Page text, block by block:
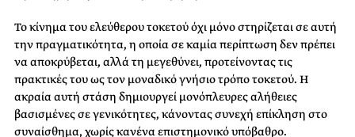
Το κίνημα του ελεύθερου τοκετού όχι μόνο στηρίζεται σε αυτή
την πραγματικότητα, η οποία σε καμία περίπτωση δεν πρέπει
να αποκρύβεται, αλλά τη μεγεθύνει, προτείνοντας τις
πρακτικές του ως τον μοναδικό γνήσιο τρόπο τοκετού. Η
ακραία αυτή στάση δημιουργεί μονόπλευρες αλήθειες
βασισμένες σε γενικότητες, κάνοντας συνεχή επίκληση στο
συναίσθημα, χωρίς κανένα επιστημονικό υπόβαθρο.